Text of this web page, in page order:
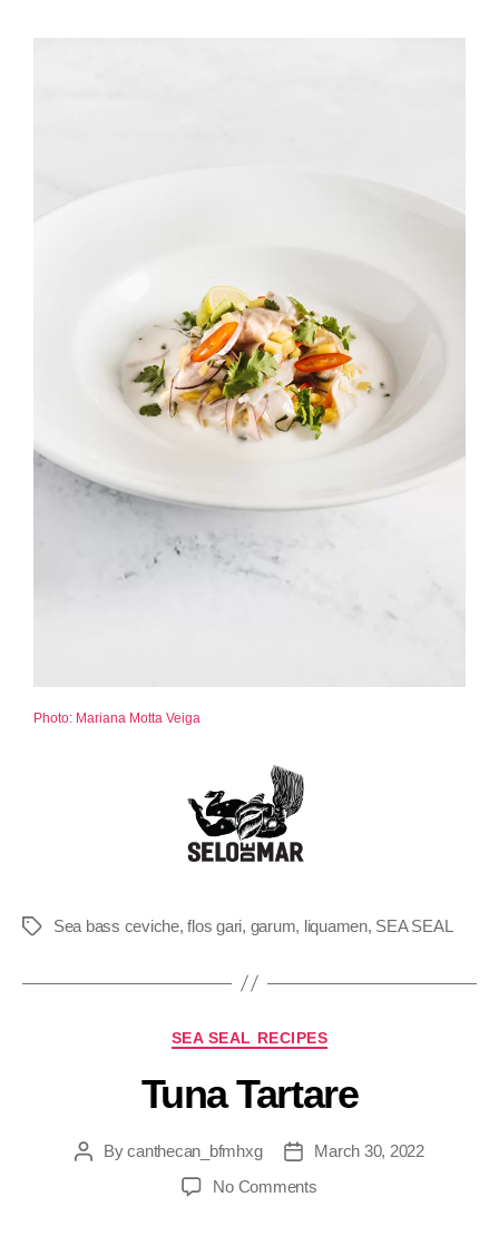
Photo: Mariana Motta Veiga
Sea bass ceviche,flos gari, garum, liquamen, SEA SEAL
SEA SEAL RECIPES
Tuna Tartare
Bycanthecan_bfmhxg
March 30, 2022
No Comments